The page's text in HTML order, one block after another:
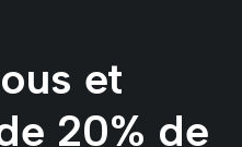
et
20% de